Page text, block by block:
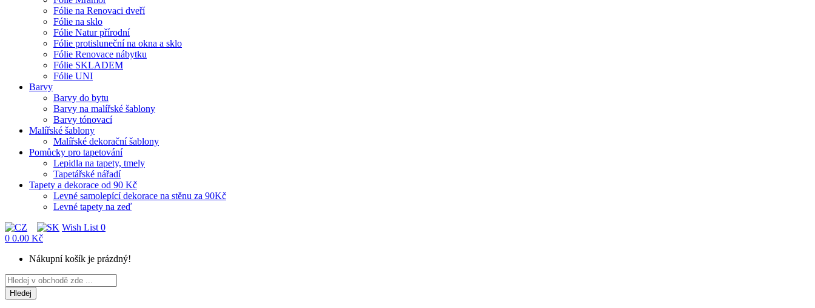
Fólie na Renovaci dveří
Fólie na sklo
Fólie Natur přírodní
Fólie protisluneční na okna a sklo
Fólie Renovace nábytku
Fólie SKLADEM
Fólie UNI
Barvy
Barvy do bytu
Barvy na malířské šablony
Barvy tónovací
Malířské šablony
Malířské dekorační šablony
Pomůcky pro tapetování
Lepidla na tapety, tmely
Tapetářské nářadí
Tapety a dekorace od 90 Kč
Levné samolepící dekorace na stěnu za 90Kč
Levné tapety na zeď
Wish List 0
0 0.00 Kč
Nákupní košík je prázdný!
Hledej